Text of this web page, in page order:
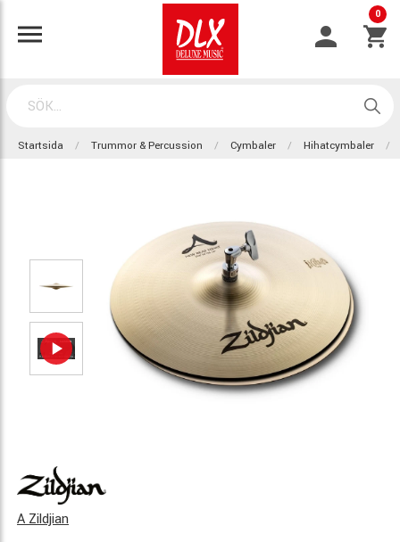
0
Startsida Trummor & Percussion Cymbaler Hihatcymbaler
A Zildjian